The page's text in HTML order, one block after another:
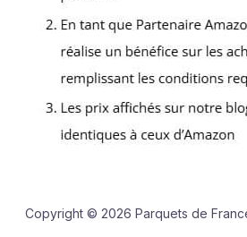
Copyright © 2026 Parquets de